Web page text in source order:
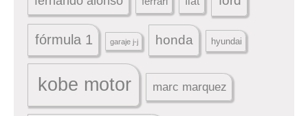
fórmula 1 garaje j-j honda hyundai
kobe motor marc marquez